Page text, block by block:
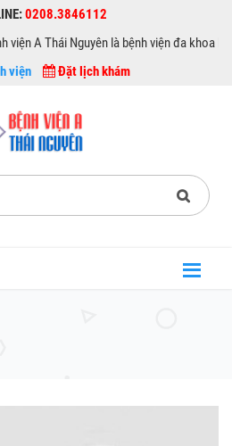
0208.3846112
A Thái Nguyên là bệnh viện đa khoa hạng
viện
Đặt lịch khám